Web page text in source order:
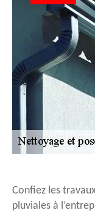
Confiez les
pluviales à